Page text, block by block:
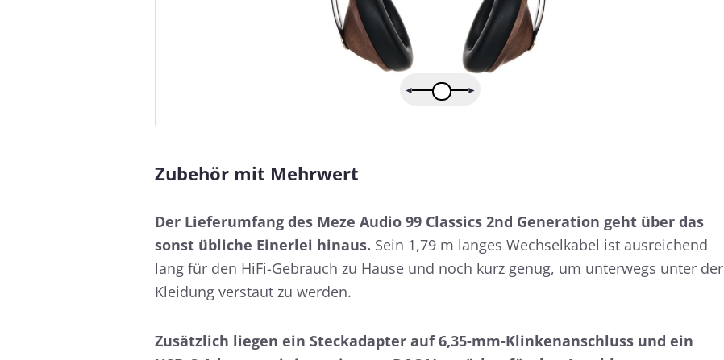
Zubehör mit Mehrwert
Der Lieferumfang des Meze Audio 99 Classics 2nd Generation geht über das
sonst übliche Einerlei hinaus. Sein 1,79 m langes Wechselkabel ist ausreichend
lang für den HiFi-Gebrauch zu Hause und noch kurz genug, um unterwegs unter der
Kleidung verstaut zu werden.
Zusätzlich liegen ein Steckadapter auf 6,35-mm-Klinkenanschluss und ein